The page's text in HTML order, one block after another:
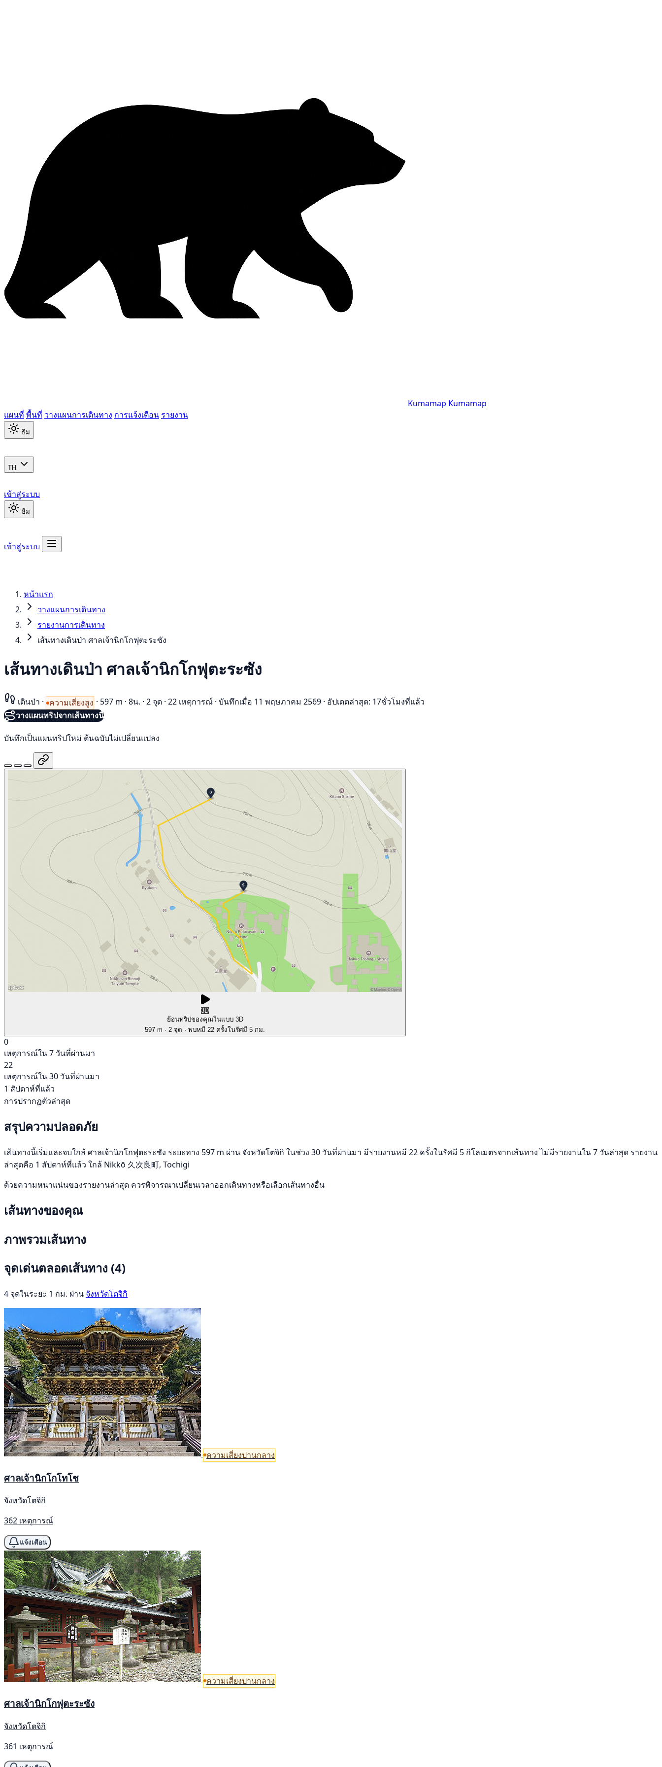
Kumamap Kumamap
แผนที่ พื้นที่ วางแผนการเดินทาง การแจ้งเตือน รายงาน
ธีม
TH
เข้าสู่ระบบ
ธีม
เข้าสู่ระบบ
หน้าแรก
วางแผนการเดินทาง
รายงานการเดินทาง
เส้นทางเดินป่า ศาลเจ้านิกโกฟุตะระซัง
เส้นทางเดินป่า ศาลเจ้านิกโกฟุตะระซัง
เดินป่า · ความเสี่ยงสูง · 597 m · 8น. · 2 จุด · 22 เหตุการณ์ · บันทึกเมื่อ 11 พฤษภาคม 2569 · อัปเดตล่าสุด: 17ชั่วโมงที่แล้ว
วางแผนทริปจากเส้นทางนี้
บันทึกเป็นแผนทริปใหม่ ต้นฉบับไม่เปลี่ยนแปลง
3D
ย้อนทริปของคุณในแบบ 3D
597 m · 2 จุด · พบหมี 22 ครั้งในรัศมี 5 กม.
0
เหตุการณ์ใน 7 วันที่ผ่านมา
22
เหตุการณ์ใน 30 วันที่ผ่านมา
1 สัปดาห์ที่แล้ว
การปรากฏตัวล่าสุด
สรุปความปลอดภัย
เส้นทางนี้เริ่มและจบใกล้ ศาลเจ้านิกโกฟุตะระซัง ระยะทาง 597 m ผ่าน จังหวัดโตจิกิ ในช่วง 30 วันที่ผ่านมา มีรายงานหมี 22 ครั้งในรัศมี 5 กิโลเมตรจากเส้นทาง ไม่มีรายงานใน 7 วันล่าสุด รายงาน
ล่าสุดคือ 1 สัปดาห์ที่แล้ว ใกล้ Nikkō 久次良町, Tochigi
ด้วยความหนาแน่นของรายงานล่าสุด ควรพิจารณาเปลี่ยนเวลาออกเดินทางหรือเลือกเส้นทางอื่น
เส้นทางของคุณ
ภาพรวมเส้นทาง
จุดเด่นตลอดเส้นทาง (4)
4 จุดในระยะ 1 กม. ผ่าน จังหวัดโตจิกิ
ความเสี่ยงปานกลาง
ศาลเจ้านิกโกโทโช
จังหวัดโตจิกิ
362 เหตุการณ์
แจ้งเตือน
ความเสี่ยงปานกลาง
ศาลเจ้านิกโกฟุตะระซัง
จังหวัดโตจิกิ
361 เหตุการณ์